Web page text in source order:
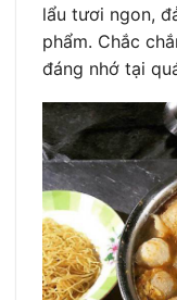
lẩu tươi ngon,
phẩm. Chắc
đáng nhớ tại